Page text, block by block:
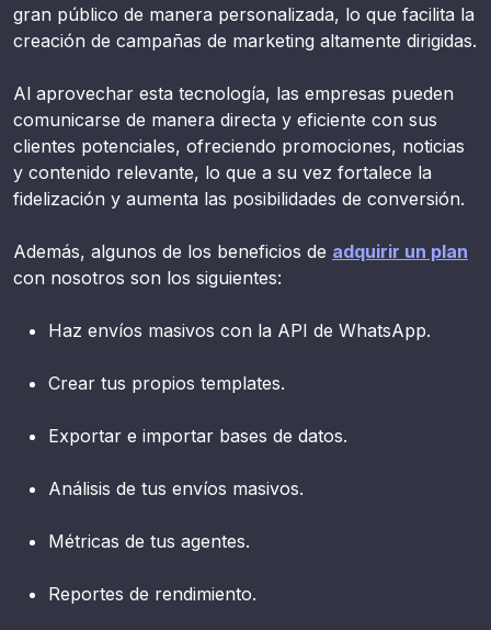
gran público de manera personalizada, lo que facilita la
creación de campañas de marketing altamente dirigidas.
Al aprovechar esta tecnología, las empresas pueden
comunicarse de manera directa y eficiente con sus
clientes potenciales, ofreciendo promociones, noticias
y contenido relevante, lo que a su vez fortalece la
fidelización y aumenta las posibilidades de conversión.
Además, algunos de los beneficios de adquirir un plan
con nosotros son los siguientes:
Haz envíos masivos con la API de WhatsApp.
Crear tus propios templates.
Exportar e importar bases de datos.
Análisis de tus envíos masivos.
Métricas de tus agentes.
Reportes de rendimiento.